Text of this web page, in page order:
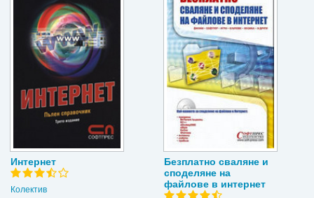
Интернет
Колектив
Безплатно сваляне и
споделяне на
файлове в интернет